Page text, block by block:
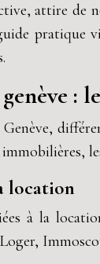
attire de
pratique
:
location
à la